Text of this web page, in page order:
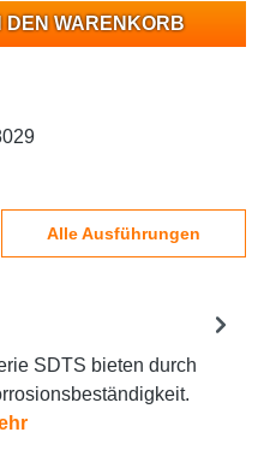
DEN WARENKORB
Alle Ausführungen
SDTS bieten durch